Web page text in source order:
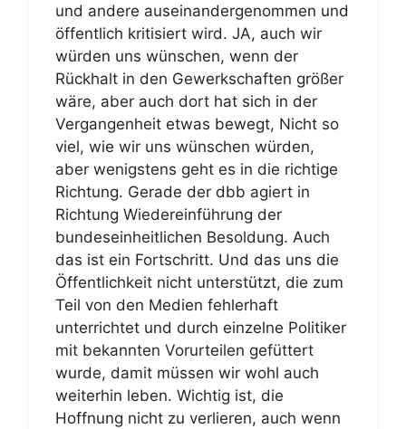
und andere auseinandergenommen und
öffentlich kritisiert wird. JA, auch wir
würden uns wünschen, wenn der
Rückhalt in den Gewerkschaften größer
wäre, aber auch dort hat sich in der
Vergangenheit etwas bewegt, Nicht so
viel, wie wir uns wünschen würden,
aber wenigstens geht es in die richtige
Richtung. Gerade der dbb agiert in
Richtung Wiedereinführung der
bundeseinheitlichen Besoldung. Auch
das ist ein Fortschritt. Und das uns die
Öffentlichkeit nicht unterstützt, die zum
Teil von den Medien fehlerhaft
unterrichtet und durch einzelne Politiker
mit bekannten Vorurteilen gefüttert
wurde, damit müssen wir wohl auch
weiterhin leben. Wichtig ist, die
Hoffnung nicht zu verlieren, auch wenn